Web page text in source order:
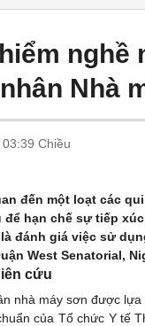
nghề
Nhà
03:39 Chiều
đến một loạt các
hạn chế sự tiếp
đánh giá việc sử
West Senatorial,
cứu
nhà máy sơn được
của Tổ chức Y tế